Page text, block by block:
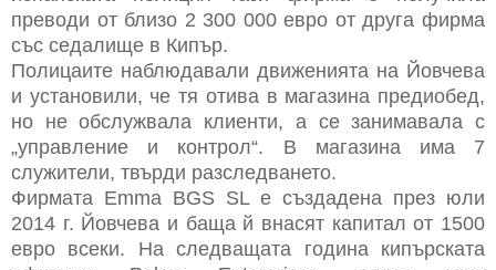
преводи от близо 2 300 000 евро от друга фирма
със седалище в Кипър.
Полицаите наблюдавали движенията на Йовчева
и установили, че тя отива в магазина предиобед,
но не обслужвала клиенти, а се занимавала с
„управление и контрол“. В магазина има 7
служители, твърди разследването.
Фирмата Emma BGS SL е създадена през юли
2014 г. Йовчева и баща й внасят капитал от 1500
евро всеки. На следващата година кипърската